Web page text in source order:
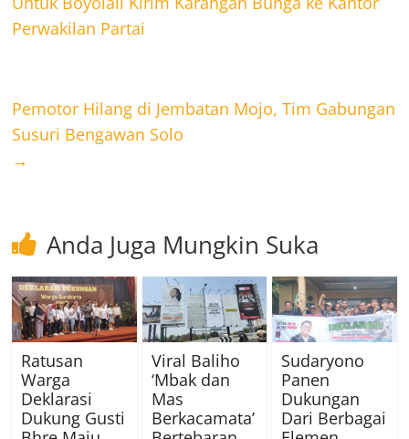
Perwakilan Partai
Pemotor Hilang di Jembatan Mojo, Tim Gabungan
Susuri Bengawan Solo
→
Anda Juga Mungkin Suka
Ratusan
Warga
Deklarasi
Dukung Gusti
Viral Baliho
‘Mbak dan
Mas
Berkacamata’
Sudaryono
Panen
Dukungan
Dari Berbagai